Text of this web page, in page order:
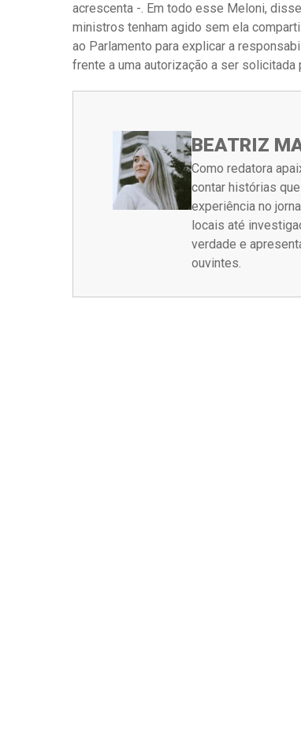
acrescenta -. Em todo esse Meloni,
ministros tenham agido sem ela
ao Parlamento para explicar a
frente a uma autorização a ser solicitada
BEATRIZ
Como redatora
contar histórias
experiência no
locais até
verdade e
ouvintes.